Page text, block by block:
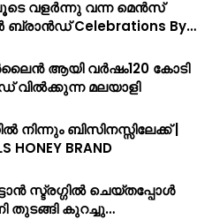
വളർന്നു വന്ന മെൻസ്
ബ്രാൻഡ് Celebrations By…
ആയി വർഷം120 കോടി
മലയാളി
ബിസിനസ്സിലേക്ക് |
HONEY BRAND
സ്ട്രഗ്ഗിൽ ചെയ്തപ്പോൾ
തുടങ്ങി കുറച്ചു…